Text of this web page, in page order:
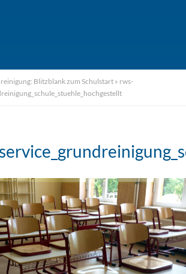
Blitzblank zum Schulstart» rws-